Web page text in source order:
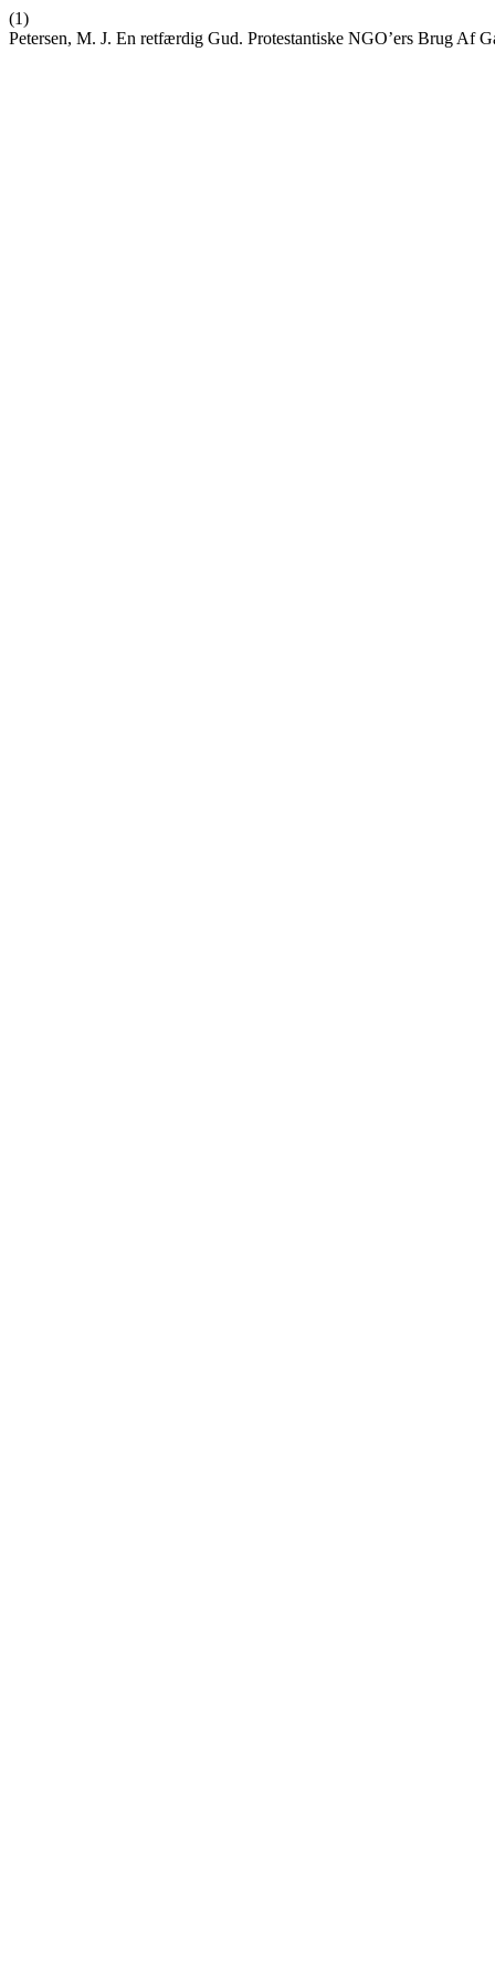
(1)
Petersen, M. J. En retfærdig Gud. Protestantiske NGO’ers Brug Af